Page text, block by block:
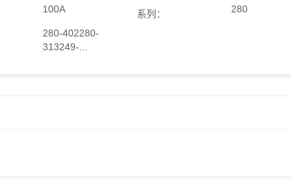
100A 系列： 280
280-402280-
313249-...